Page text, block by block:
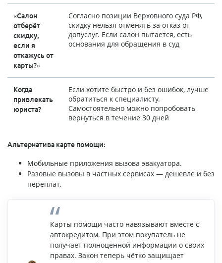
«Салон
отберёт
скидку,
если я
откажусь от
карты?»
Согласно позиции Верховного суда РФ,
скидку нельзя отменять за отказ от
допуслуг. Если салон пытается, есть
основания для обращения в суд
Когда
привлекать
юриста?
Если хотите быстро и без ошибок, лучше
обратиться к специалисту.
Самостоятельно можно попробовать
вернуться в течение 30 дней
Альтернатива карте помощи:
Мобильные приложения вызова эвакуатора.
Разовые вызовы в частных сервисах — дешевле и без
переплат.
Карты помощи часто навязывают вместе с
автокредитом. При этом покупатель не
получает полноценной информации о своих
правах. Закон теперь чётко защищает